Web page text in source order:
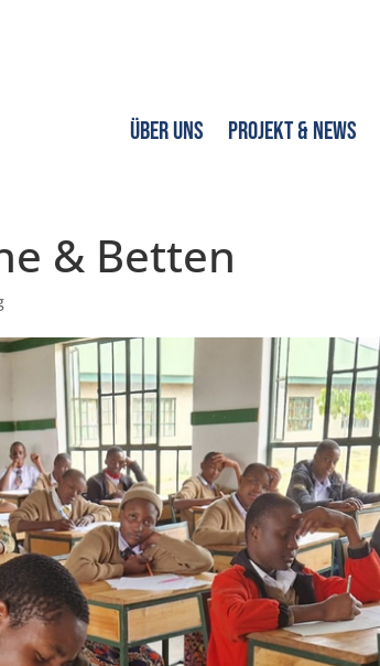
Über uns Projekt & News
& Betten